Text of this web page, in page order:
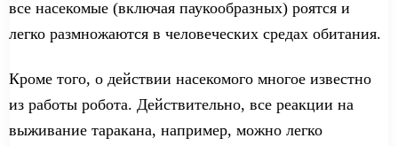
все насекомые (включая паукообразных) роятся и
легко размножаются в человеческих средах обитания.
Кроме того, о действии насекомого многое известно
из работы робота. Действительно, все реакции на
выживание таракана, например, можно легко